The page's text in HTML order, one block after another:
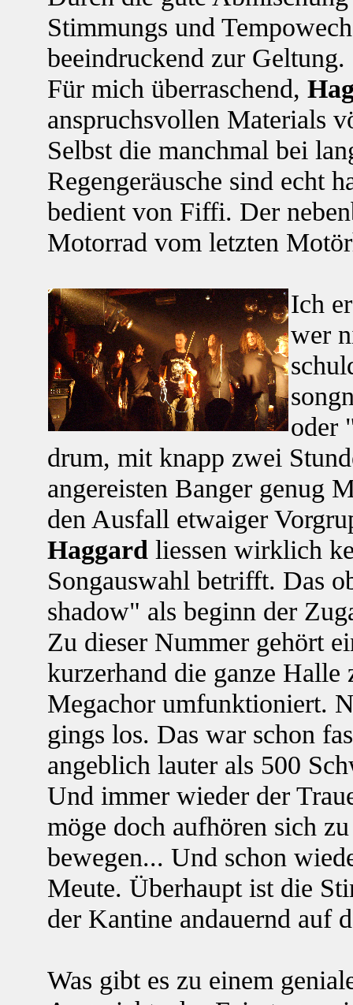
Stimmungs und
beeindruckend zur
Für mich überraschend,
anspruchsvollen Materials
Selbst die manchmal bei
Regengeräusche sind echt
bedient von Fiffi. Der
Motorrad vom letzten
Ich
wer
oder
drum, mit knapp zwei
angereisten Banger genug
den Ausfall etwaiger
Haggard liessen wirklich
Songauswahl betrifft. Das
shadow" als beginn der
Zu dieser Nummer gehört
kurzerhand die ganze
Megachor umfunktioniert.
gings los. Das war schon
angeblich lauter als 500
Und immer wieder der
möge doch aufhören sich zu
bewegen... Und schon
Meute. Überhaupt ist die
der Kantine andauernd auf
Was gibt es zu einem